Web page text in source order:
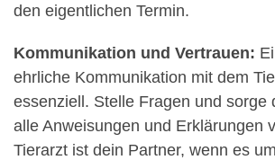
den eigentlichen Termin.
Kommunikation und Vertrauen:
ehrliche Kommunikation mit dem
essenziell. Stelle Fragen und sorge
alle Anweisungen und Erklärungen
Tierarzt ist dein Partner, wenn es